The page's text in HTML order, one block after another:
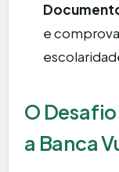
e
O
a Banca